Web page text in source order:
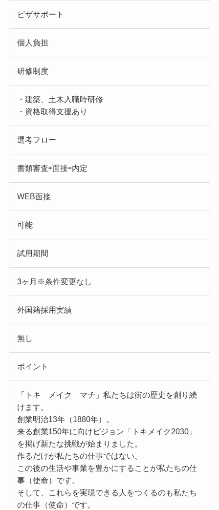
ビザサポート
個人負担
研修制度
・建築、土木入職時研修
・資格取得支援あり
選考フロー
書類審査⇨面接⇨内定
WEB面接
可能
試用期間
3ヶ月※条件変更なし
外国籍採用実績
無し
ポイント
「トキ メイク マチ」私たちは街の歴史を創り続
けます。
創業明治13年（1880年）。
来る創業150年に向けビジョン「トキメイク2030」
を掲げ新たな挑戦が始まりました。
作るだけが私たちの仕事ではない、
この後の生活や事業を豊かにすることが私たちの仕
事（使命）です。
そして、これらを実現できる人をつくるのも私たち
の仕事（使命）です。